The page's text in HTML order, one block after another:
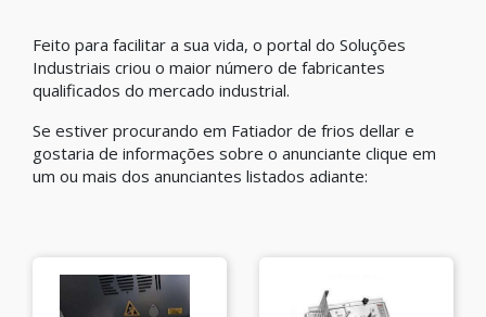
Feito para facilitar a sua vida, o portal do Soluções
Industriais criou o maior número de fabricantes
qualificados do mercado industrial.
Se estiver procurando em Fatiador de frios dellar e
gostaria de informações sobre o anunciante clique em
um ou mais dos anunciantes listados adiante: